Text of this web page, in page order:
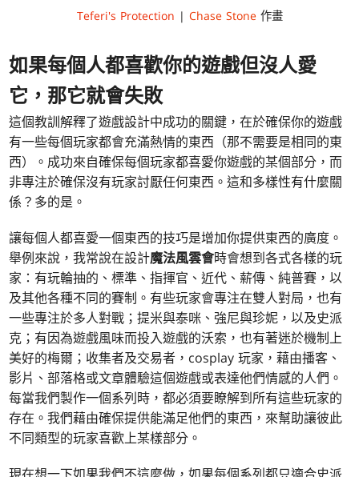
Teferi's Protection | Chase Stone 作畫
如果每個人都喜歡你的遊戲但沒人愛
它，那它就會失敗
這個教訓解釋了遊戲設計中成功的關鍵，在於確保你的遊戲
有一些每個玩家都會充滿熱情的東西（那不需要是相同的東
西）。成功來自確保每個玩家都喜愛你遊戲的某個部分，而
非專注於確保沒有玩家討厭任何東西。這和多樣性有什麼關
係？多的是。
讓每個人都喜愛一個東西的技巧是增加你提供東西的廣度。
舉例來說，我常說在設計魔法風雲會時會想到各式各樣的玩
家：有玩輪抽的、標準、指揮官、近代、薪傳、純普賽，以
及其他各種不同的賽制。有些玩家會專注在雙人對局，也有
一些專注於多人對戰；提米與泰咪、強尼與珍妮，以及史派
克；有因為遊戲風味而投入遊戲的沃索，也有著迷於機制上
美好的梅爾；收集者及交易者，cosplay 玩家，藉由播客、
影片、部落格或文章體驗這個遊戲或表達他們情感的人們。
每當我們製作一個系列時，都必須要瞭解到所有這些玩家的
存在。我們藉由確保提供能滿足他們的東西，來幫助讓彼此
不同類型的玩家喜歡上某樣部分。